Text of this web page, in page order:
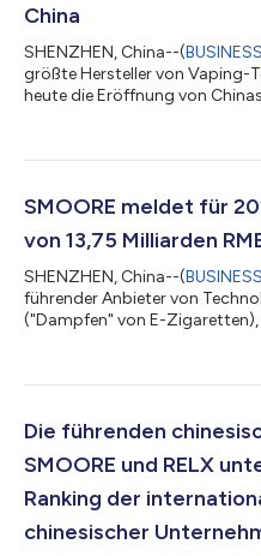
China
SHENZHEN, China--(
größte Hersteller von Vaping-
heute die Eröffnung von
PMTAs). Ein PMTA ist ein
geprüft und genehmigt
SMOORE meldet für
von 13,75 Milliarden
SHENZHEN, China--(
führender Anbieter von
("Dampfen" von E-
13,75 Milliarden RMB
hat sich außerdem
Produktions- und
Die führenden
SMOORE und RELX
Ranking der
chinesischer